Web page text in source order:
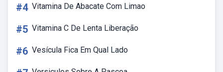
#4 Vitamina De Abacate Com Limao
#5 Vitamina C De Lenta Liberação
#6 Vesícula Fica Em Qual Lado